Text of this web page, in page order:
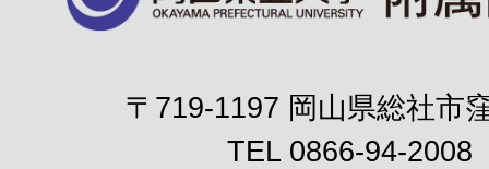
〒719-1197 岡山県総社市
TEL 0866-94-2008